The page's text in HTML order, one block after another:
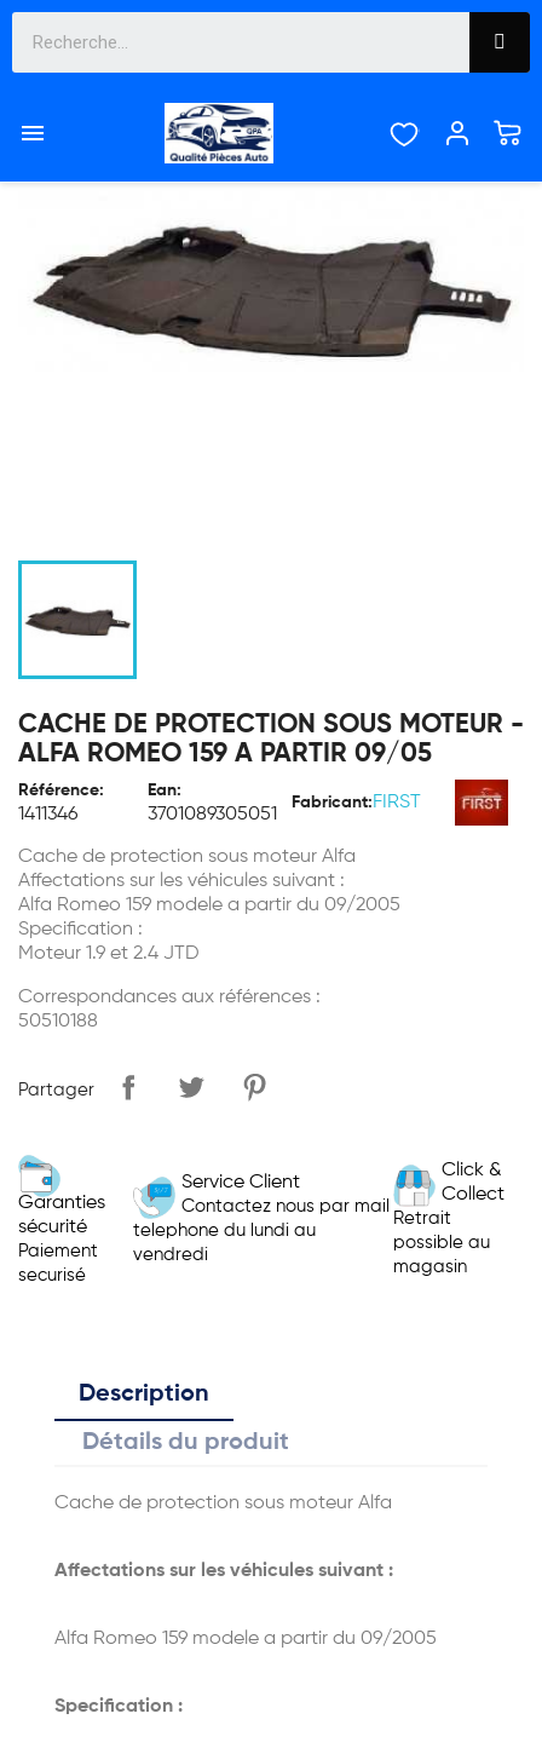

CACHE DE PROTECTION SOUS MOTEUR -
ALFA ROMEO 159 A PARTIR 09/05
Référence:
1411346
Ean:
3701089305051
Fabricant: FIRST
Cache de protection sous moteur Alfa
Affectations sur les véhicules suivant :
Alfa Romeo 159 modele a partir du 09/2005
Specification :
Moteur 1.9 et 2.4 JTD
Correspondances aux références :
50510188
Partager
Garanties
sécurité
Paiement
securisé
Service Client
Contactez nous par mail
telephone du lundi au
vendredi
Click &
Collect
Retrait
possible au
magasin
Description
Détails du produit
Cache de protection sous moteur Alfa
Affectations sur les véhicules suivant :
Alfa Romeo 159 modele a partir du 09/2005
Specification :